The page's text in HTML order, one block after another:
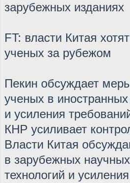
зарубежных изданиях
FT: власти Китая
ученых за рубежом
Пекин обсуждает
ученых в иностранных
и усиления
КНР усиливает
Власти Китая
в зарубежных
технологий и